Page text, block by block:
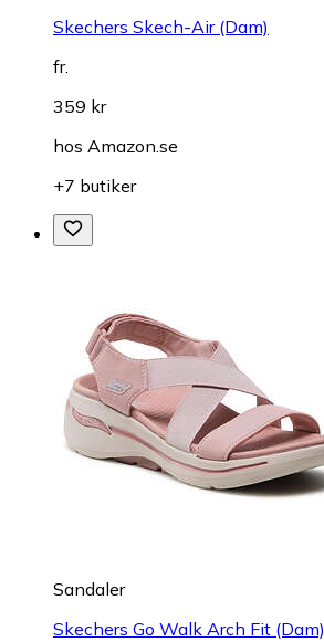
Skechers Skech-Air (Dam)
fr.
359 kr
hos Amazon.se
+7 butiker
Sandaler
Skechers Go Walk Arch Fit (Dam)